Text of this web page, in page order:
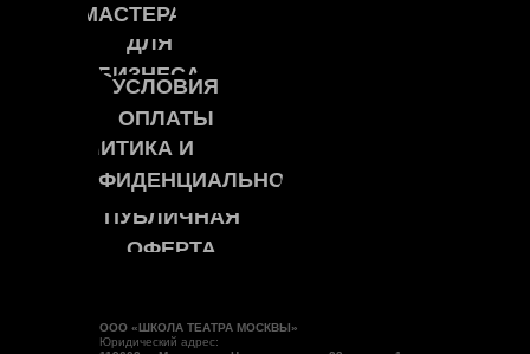
ООО «ШКОЛА ТЕАТРА МОСКВЫ»
Юридический адрес:
МАСТЕРА
ДЛЯ
БИЗНЕСА
УСЛОВИЯ
ОПЛАТЫ
ПОЛИТИКА И
КОНФИДЕНЦИАЛЬНОСТЬ
ПУБЛИЧНАЯ
ОФЕРТА